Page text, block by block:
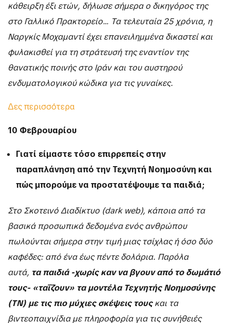
κάθειρξη έξι ετών, δήλωσε σήμερα ο δικηγόρος της
στο Γαλλικό Πρακτορείο… Τα τελευταία 25 χρόνια, η
Ναργκίς Μοχαμαντί έχει επανειλημμένα δικαστεί και
φυλακισθεί για τη στράτευσή της εναντίον της
θανατικής ποινής στο Ιράν και του αυστηρού
ενδυματολογικού κώδικα για τις γυναίκες.
Δες περισσότερα
10 Φεβρουαρίου
Γιατί είμαστε τόσο επιρρεπείς στην
παραπλάνηση από την Τεχνητή Νοημοσύνη και
πώς μπορούμε να προστατέψουμε τα παιδιά;
Στο Σκοτεινό Διαδίκτυο (dark web), κάποια από τα
βασικά προσωπικά δεδομένα ενός ανθρώπου
πωλούνται σήμερα στην τιμή μιας τσίχλας ή όσο δύο
καφέδες: από ένα έως πέντε δολάρια. Παρόλα
αυτά, τα παιδιά -χωρίς καν να βγουν από το δωμάτιό
τους- «ταΐζουν» τα μοντέλα Τεχνητής Νοημοσύνης
(ΤΝ) με τις πιο μύχιες σκέψεις τουςκαι τα
βιντεοπαιχνίδια με πληροφορία για τις συνήθειές